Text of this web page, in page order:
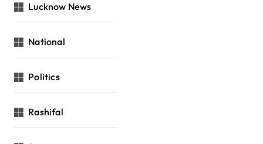
Lucknow News
National
Politics
Rashifal